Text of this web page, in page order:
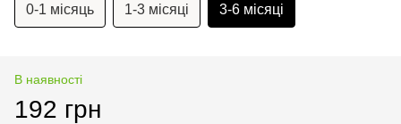
0-1 місяць 1-3 місяці 3-6 місяці
В наявності
192 грн